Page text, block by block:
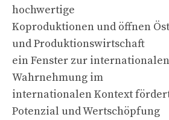
hochwertige
Koproduktionen und öffnen
und Produktionswirtschaft
ein Fenster zur
Wahrnehmung im
internationalen Kontext
Potenzial und Wertschöpfung